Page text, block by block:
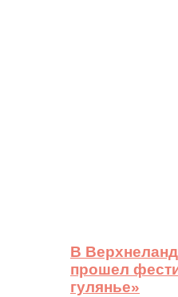
В
прошел
гулянье»